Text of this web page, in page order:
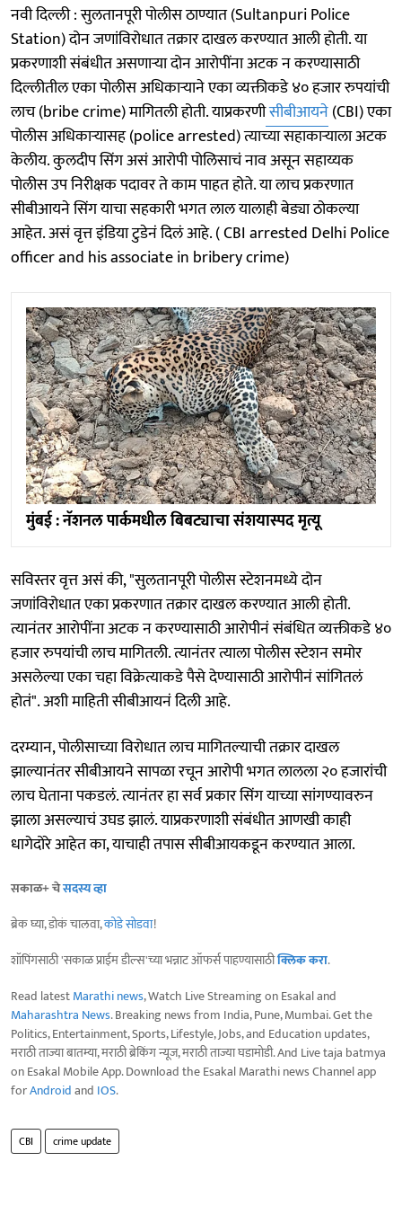
नवी दिल्ली : सुलतानपूरी पोलीस ठाण्यात (Sultanpuri Police
Station) दोन जणांविरोधात तक्रार दाखल करण्यात आली होती. या
प्रकरणाशी संबंधीत असणाऱ्या दोन आरोपींना अटक न करण्यासाठी
दिल्लीतील एका पोलीस अधिकाऱ्याने एका व्यक्तीकडे ४० हजार रुपयांची
लाच (bribe crime) मागितली होती. याप्रकरणीसीबीआयने(CBI) एका
पोलीस अधिकाऱ्यासह (police arrested) त्याच्या सहाकाऱ्याला अटक
केलीय. कुलदीप सिंग असं आरोपी पोलिसाचं नाव असून सहाय्यक
पोलीस उप निरीक्षक पदावर ते काम पाहत होते. या लाच प्रकरणात
सीबीआयने सिंग याचा सहकारी भगत लाल यालाही बेड्या ठोकल्या
आहेत. असं वृत्त इंडिया टुडेनं दिलं आहे. ( CBI arrested Delhi Police
officer and his associate in bribery crime)
मुंबई : नॅशनल पार्कमधील बिबट्याचा संशयास्पद मृत्यू
सविस्तर वृत्त असं की, "सुलतानपूरी पोलीस स्टेशनमध्ये दोन
जणांविरोधात एका प्रकरणात तक्रार दाखल करण्यात आली होती.
त्यानंतर आरोपींना अटक न करण्यासाठी आरोपीनं संबंधित व्यक्तीकडे ४०
हजार रुपयांची लाच मागितली. त्यानंतर त्याला पोलीस स्टेशन समोर
असलेल्या एका चहा विक्रेत्याकडे पैसे देण्यासाठी आरोपीनं सांगितलं
होतं". अशी माहिती सीबीआयनं दिली आहे.
दरम्यान, पोलीसाच्या विरोधात लाच मागितल्याची तक्रार दाखल
झाल्यानंतर सीबीआयने सापळा रचून आरोपी भगत लालला २० हजारांची
लाच घेताना पकडलं. त्यानंतर हा सर्व प्रकार सिंग याच्या सांगण्यावरुन
झाला असल्याचं उघड झालं. याप्रकरणाशी संबंधीत आणखी काही
धागेदोरे आहेत का, याचाही तपास सीबीआयकडून करण्यात आला.
सकाळ+ चेसदस्य व्हा
ब्रेक घ्या, डोकं चालवा,कोडे सोडवा!
शॉपिंगसाठी 'सकाळ प्राईम डील्स'च्या भन्नाट ऑफर्स पाहण्यासाठीक्लिक करा.
Read latestMarathi news, Watch Live Streaming on Esakal and
Maharashtra News. Breaking news from India, Pune, Mumbai. Get the
Politics, Entertainment, Sports, Lifestyle, Jobs, and Education updates,
मराठी ताज्या बातम्या, मराठी ब्रेकिंग न्यूज, मराठी ताज्या घडामोडी. And Live taja batmya
on Esakal Mobile App. Download the Esakal Marathi news Channel app
forAndroidand IOS.
CBI crime update